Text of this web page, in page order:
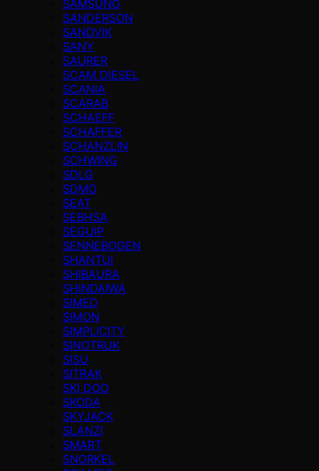
SAMSUNG
SANDERSON
SANDVIK
SANY
SAURER
SCAM DIESEL
SCANIA
SCARAB
SCHAEFF
SCHAFFER
SCHANZLIN
SCHWING
SDLG
SDMO
SEAT
SEBHSA
SEGUIP
SENNEBOGEN
SHANTUI
SHIBAURA
SHINDAIWA
SIMED
SIMON
SIMPLICITY
SINOTRUK
SISU
SITRAK
SKI DOO
SKODA
SKYJACK
SLANZI
SMART
SNORKEL